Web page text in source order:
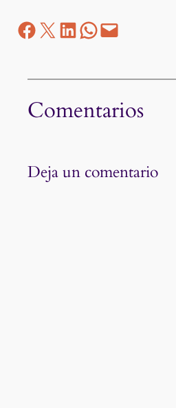
Facebook
Z LinkedIn
WhatsApp
correo electrónico
Comentarios
Deja un comentario